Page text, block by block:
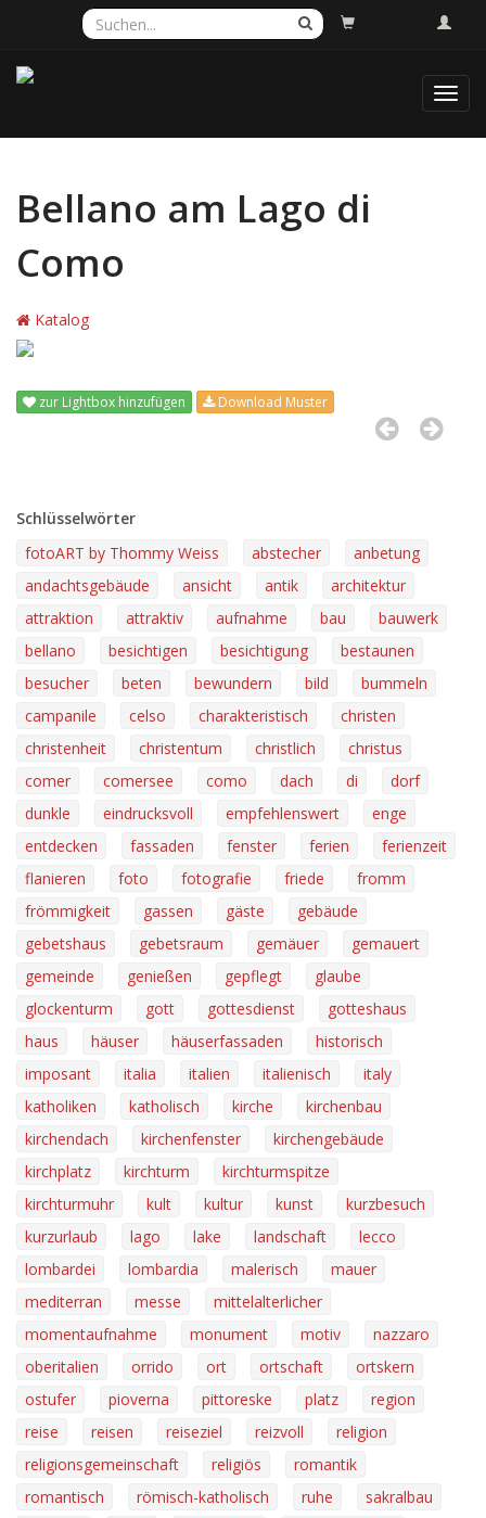
Bellano am Lago di
Como
Katalog
zur Lightbox hinzufügen Download Muster
Schlüsselwörter
fotoART by Thommy Weiss
abstecher
anbetung
andachtsgebäude
ansicht antik
architektur
attraktion
attraktiv aufnahme bau
bauwerk
bellano
besichtigen besichtigung
bestaunen
besucher
beten bewundern bild
bummeln
campanile
celso charakteristisch
christen
christenheit
christentum christlich
christus
comer
comersee como dach di
dorf
dunkle
eindrucksvoll empfehlenswert
enge
entdecken
fassaden fenster ferien
ferienzeit
flanieren
foto fotografie friede
fromm
frömmigkeit
gassen gäste
gebäude
gebetshaus
gebetsraum gemäuer
gemauert
gemeinde
genießen gepflegt
glaube
glockenturm
gott gottesdienst
gotteshaus
haus
häuser häuserfassaden
historisch
imposant
italia italien italienisch
italy
katholiken
katholisch kirche
kirchenbau
kirchendach
kirchenfenster
kirchengebäude
kirchplatz
kirchturm
kirchturmspitze
kirchturmuhr
kult kultur kunst
kurzbesuch
kurzurlaub
lago lake landschaft
lecco
lombardei
lombardia malerisch
mauer
mediterran
messe
mittelalterlicher
momentaufnahme
monument motiv
nazzaro
oberitalien
orrido ort ortschaft
ortskern
ostufer
pioverna pittoreske platz
region
reise
reisen reiseziel reizvoll
religion
religionsgemeinschaft
religiös
romantik
romantisch
römisch-katholisch ruhe
sakralbau